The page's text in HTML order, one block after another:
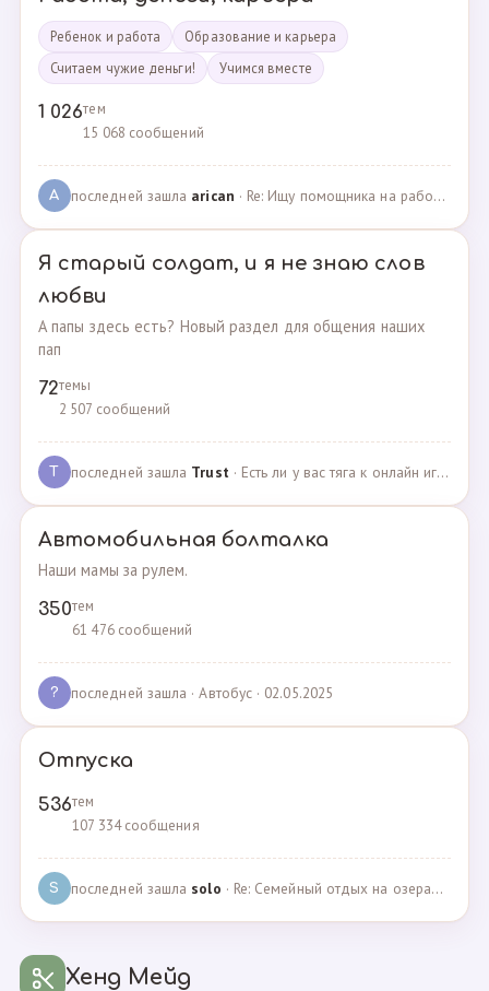
Ребенок и работа
Образование и карьера
Считаем чужие деньги!
Учимся вместе
1 026тем
15 068 сообщений
A последней зашла arican · Re: Ищу помощника на работе · 14.01.2025
Я старый солдат, и я не знаю слов
любви
А папы здесь есть? Новый раздел для общения наших
пап
72темы
2 507 сообщений
T последней зашла Trust · Есть ли у вас тяга к онлайн играм? · 02.05.2025
Автомобильная болталка
Наши мамы за рулем.
350тем
61 476 сообщений
? последней зашла · Автобус · 02.05.2025
Отпуска
536тем
107 334 сообщения
S последней зашла solo · Re: Семейный отдых на озерах Челябинской области. П… · 04.05.2025
Хенд Мейд